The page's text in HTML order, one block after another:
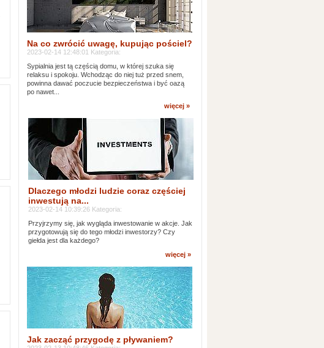
Na co zwrócić uwagę, kupując pościel?
2023-02-14 12:48:01 Kategoria:
Sypialnia jest tą częścią domu, w której szuka się
relaksu i spokoju. Wchodząc do niej tuż przed snem,
powinna dawać poczucie bezpieczeństwa i być oazą
po nawet...
więcej »
Dlaczego młodzi ludzie coraz częściej
inwestują na...
2023-02-14 10:39:26 Kategoria:
Przyjrzymy się, jak wygląda inwestowanie w akcje. Jak
przygotowują się do tego młodzi inwestorzy? Czy
giełda jest dla każdego?
więcej »
Jak zacząć przygodę z pływaniem?